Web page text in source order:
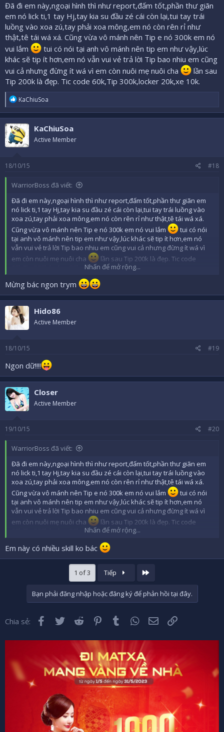
Đã đi em này,ngoại hình thì như report,đấm tốt,phần thư giãn
em nó lick ti,1 tay Hj,tay kia su đầu zé cái còn lại,tui tay trái
luồng vào xoa zú,tay phải xoa mông,em nó còn rên rỉ như
thật,tê tái wá xá. Cũng vừa vô mánh nên Tip e nó 300k em nó
vui lắm
tui có nói tại anh vô mánh nên tip em như vậy,lúc
khác sẽ tip ít hơn,em nó vẫn vui vẻ trả lời Tip bao nhiu em cũng
vui cả nhưng đừng ít wá vì em còn nuôi mẹ nuôi cha
lần sau
Tip 200k là đẹp. Tic code 60k,Tip 300k,locker 20k,xe 10k.
R
e
a
c
t
i
o
s
:
KaChiuSoa
KaChiuSoa
Active Member
18/10/15 #18
WarriorBoss đã viết:
Đã đi em này,ngoại hình thì như report,đấm tốt,phần thư giãn em
nó lick ti,1 tay Hj,tay kia su đầu zé cái còn lại,tui tay trái luồng vào
xoa zú,tay phải xoa mông,em nó còn rên rỉ như thật,tê tái wá xá.
Cũng vừa vô mánh nên Tip e nó 300k em nó vui lắm
tui có nói
tại anh vô mánh nên tip em như vậy,lúc khác sẽ tip ít hơn,em nó
vẫn vui vẻ trả lời Tip bao nhiu em cũng vui cả nhưng đừng ít wá vì
em còn nuôi mẹ nuôi cha
lần sau Tip 200k là đẹp. Tic code
60k,Tip 300k,locker 20k,xe 10k.Nhấn để mở rộng...
Mừng bác ngon trym
Hido86
Active Member
18/10/15 #19
Ngon dữ!!!!
Closer
Active Member
19/10/15 #20
WarriorBoss đã viết:
Đã đi em này,ngoại hình thì như report,đấm tốt,phần thư giãn em
nó lick ti,1 tay Hj,tay kia su đầu zé cái còn lại,tui tay trái luồng vào
xoa zú,tay phải xoa mông,em nó còn rên rỉ như thật,tê tái wá xá.
Cũng vừa vô mánh nên Tip e nó 300k em nó vui lắm
tui có nói
tại anh vô mánh nên tip em như vậy,lúc khác sẽ tip ít hơn,em nó
vẫn vui vẻ trả lời Tip bao nhiu em cũng vui cả nhưng đừng ít wá vì
em còn nuôi mẹ nuôi cha
lần sau Tip 200k là đẹp. Tic code
60k,Tip 300k,locker 20k,xe 10k.Nhấn để mở rộng...
Em này có nhiều skill ko bác
1 of 3 Tiếp
Bạn phải đăng nhập hoặc đăng ký để phản hồi tại đây.
Chia sẻ: Facebook
Twitter Reddit Pinterest
Tumblr WhatsApp
Email